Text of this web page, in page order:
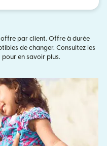
offre par client. Offre à durée
de changer. Consultez les
(s'ouvre dans une nouvelle fenêtre)
pour en savoir plus.